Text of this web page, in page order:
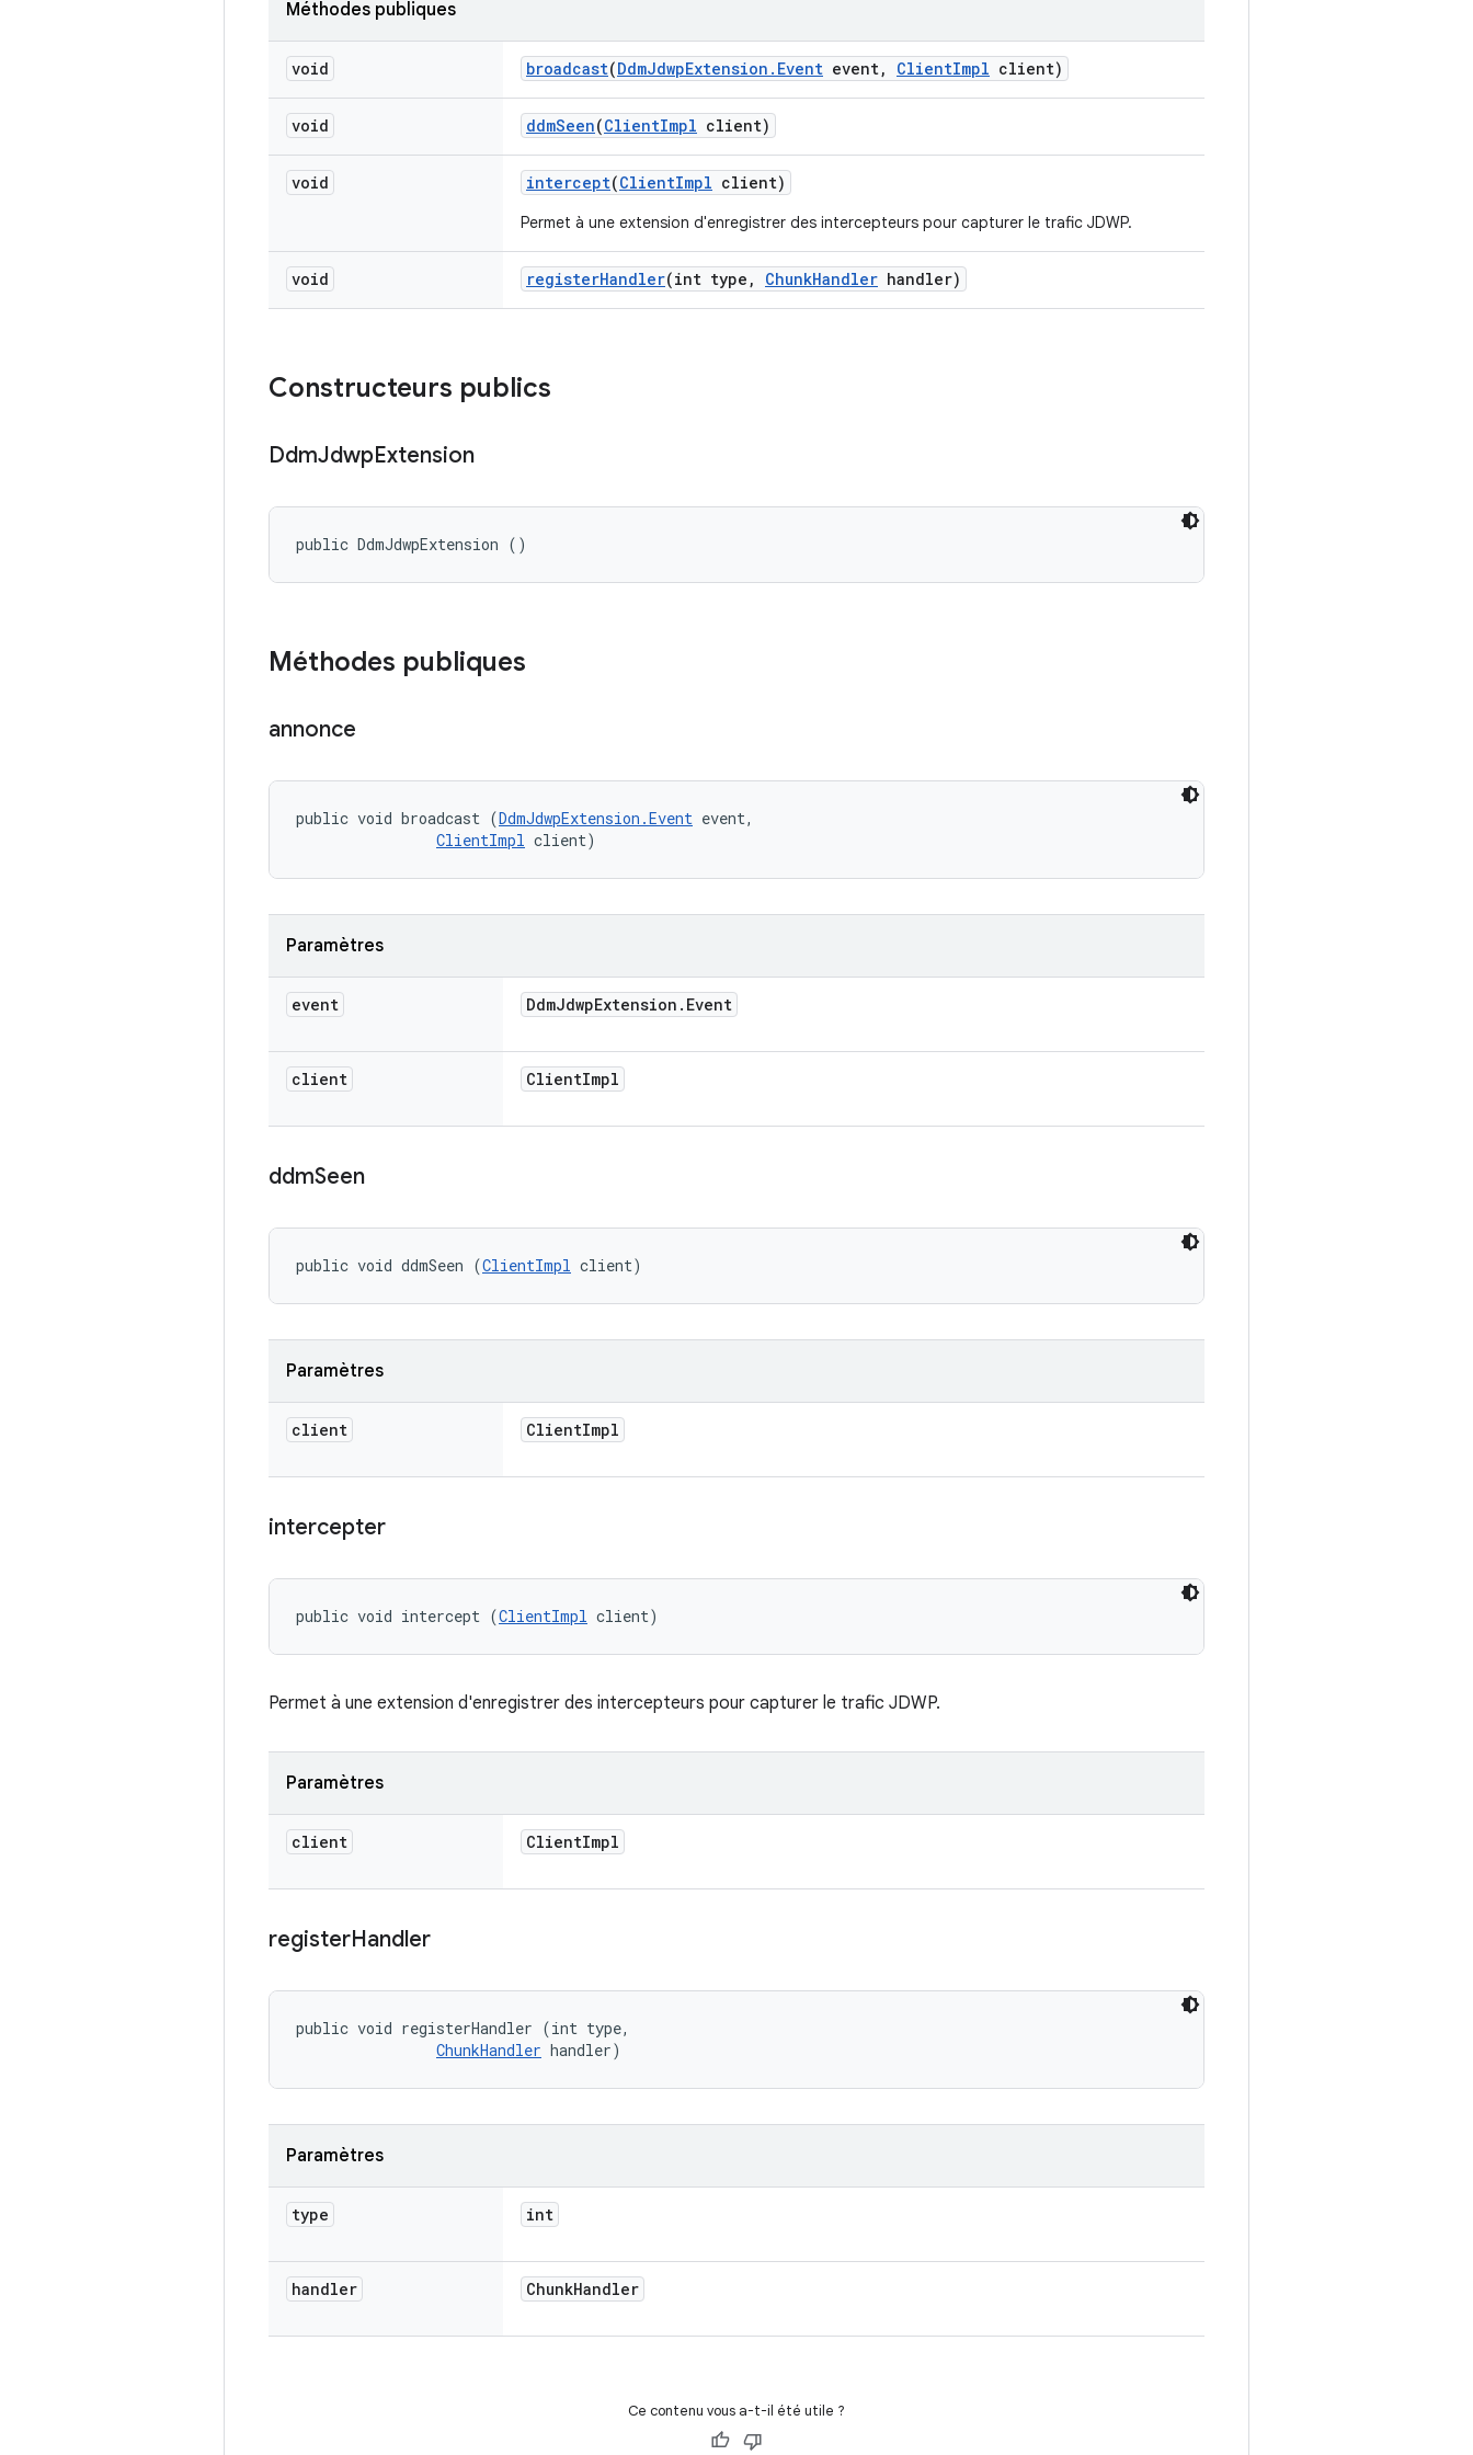
Méthodes publiques
void broadcast(DdmJdwpExtension . Event event, ClientImpl client)
void ddmSeen(ClientImpl client)
void intercept(ClientImpl client)
Permet à une extension d'enregistrer des intercepteurs pour capturer le trafic JDWP.
void registerHandler(int type , ChunkHandler handler)
Constructeurs publics
DdmJdwpExtension
public DdmJdwpExtension ()
Méthodes publiques
annonce
public void broadcast (DdmJdwpExtension.Event event,
ClientImpl client)
Paramètres
event DdmJdwpExtension . Event
client ClientImpl
ddmSeen
public void ddmSeen (ClientImpl client)
Paramètres
client ClientImpl
intercepter
public void intercept (ClientImpl client)
Permet à une extension d'enregistrer des intercepteurs pour capturer le trafic JDWP.
Paramètres
client ClientImpl
registerHandler
public void registerHandler (int type,
ChunkHandler handler)
Paramètres
type int
handler ChunkHandler
Ce contenu vous a-t-il été utile ?